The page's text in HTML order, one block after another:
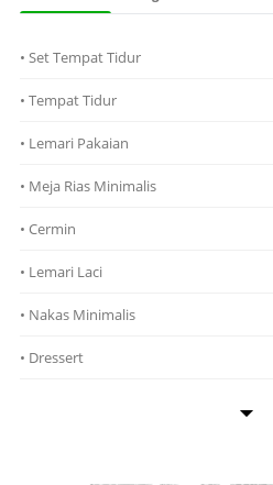
• Set Tempat Tidur
• Tempat Tidur
• Lemari Pakaian
• Meja Rias Minimalis
• Cermin
• Lemari Laci
• Nakas Minimalis
• Dressert